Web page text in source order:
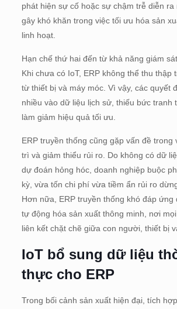
phát hiện sự cố hoặc sự chậm trễ diễn
gây khó khăn trong việc tối ưu hóa sản
linh hoạt.
Hạn chế thứ hai đến từ khả năng giám
Khi chưa có IoT, ERP không thể thu thập
từ thiết bị và máy móc. Vì vậy, các quyết
nhiều vào dữ liệu lịch sử, thiếu bức tranh
làm giảm hiệu quả tối ưu.
ERP truyền thống cũng gặp vấn đề trong
trì và giảm thiểu rủi ro. Do không có dữ
dự đoán hỏng hóc, doanh nghiệp buộc
kỳ, vừa tốn chi phí vừa tiềm ẩn rủi ro
Hơn nữa, ERP truyền thống khó đáp ứng
tự động hóa sản xuất thông minh, nơi
liên kết chặt chẽ giữa con người, thiết bị
IoT bổ sung dữ liệu
thực cho ERP
Trong bối cảnh sản xuất hiện đại, tích